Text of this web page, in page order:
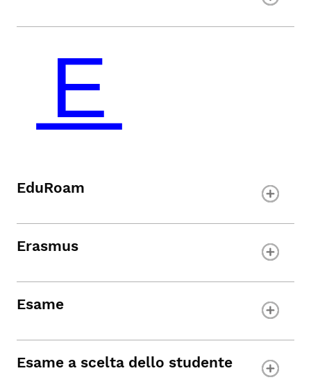
EduRoam
Erasmus
Esame
Esame a scelta dello studente